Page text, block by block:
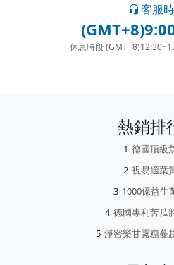
客服
休息時段
熱銷排
德國頂級
視易適葉
1000億益生
德國專利苦瓜
淨密樂甘露糖蔓